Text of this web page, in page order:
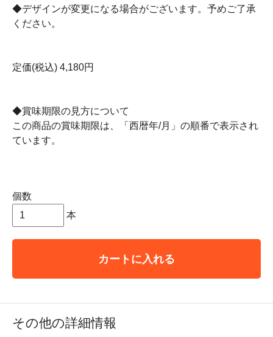
◆デザインが変更になる場合がございます。予めご了承
ください。
定価(税込) 4,180円
◆賞味期限の見方について
この商品の賞味期限は、「西暦年/月」の順番で表示され
ています。
個数
本
カートに入れる
その他の詳細情報